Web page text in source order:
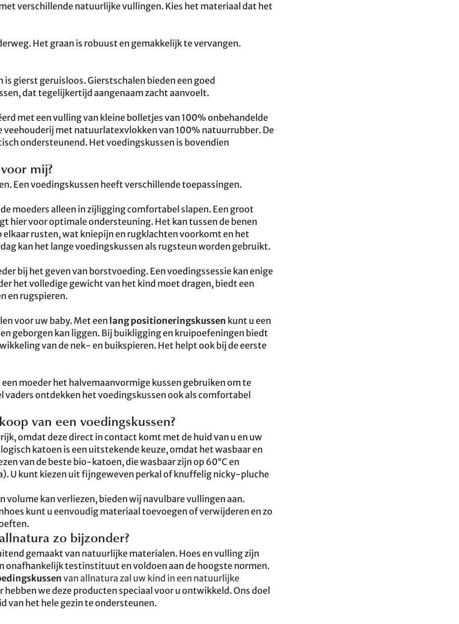
verschillende natuurlijke vullingen. Kies het materiaal dat het
Het graan is robuust en gemakkelijk te vervangen.
gierst geruisloos. Gierstschalen bieden een goed
dat tegelijkertijd aangenaam zacht aanvoelt.
met een vulling van kleine bolletjes van 100% onbehandelde
met natuurlatexvlokken van 100% natuurrubber. De
ondersteunend. Het voedingskussen is bovendien
mij?
Een voedingskussen heeft verschillende toepassingen.
moeders alleen in zijligging comfortabel slapen. Een groot
hier voor optimale ondersteuning. Het kan tussen de benen
rusten, wat kniepijn en rugklachten voorkomt en het
kan het lange voedingskussen als rugsteun worden gebruikt.
bij het geven van borstvoeding. Een voedingssessie kan enige
het volledige gewicht van het kind moet dragen, biedt een
en rugspieren.
voor uw baby. Met een lang positioneringskussen kunt u een
geborgen kan liggen. Bij buikligging en kruipoefeningen biedt
van de nek- en buikspieren. Het helpt ook bij de eerste
moeder het halvemaanvormige kussen gebruiken om te
vaders ontdekken het voedingskussen ook als comfortabel
van een voedingskussen?
omdat deze direct in contact komt met de huid van u en uw
katoen is een uitstekende keuze, omdat het wasbaar en
van de beste bio-katoen, die wasbaar zijn op 60°C en
U kunt kiezen uit fijngeweven perkal of knuffelig nicky-pluche
kan verliezen, bieden wij navulbare vullingen aan.
kunt u eenvoudig materiaal toevoegen of verwijderen en zo
zo bijzonder?
gemaakt van natuurlijke materialen. Hoes en vulling zijn
onafhankelijk testinstituut en voldoen aan de hoogste normen.
van allnatura zal uw kind in een natuurlijke
hebben we deze producten speciaal voor u ontwikkeld. Ons doel
van het hele gezin te ondersteunen.